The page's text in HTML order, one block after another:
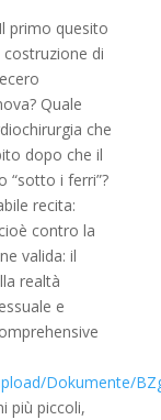
primo quesito
di
Quale
che
dopo che il
“sotto i ferri”?
recita:
contro la
valida: il
realtà
e
Dokumente/
più piccoli,